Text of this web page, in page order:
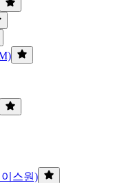
스원)